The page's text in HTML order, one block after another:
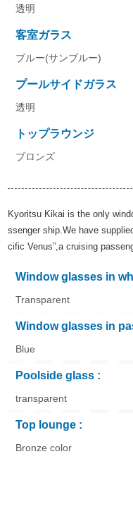
透明
客室ガラス
ブルー(サンブルー)
プールサイドガラス
透明
トップラウンジ
ブロンズ
Kyoritsu Kikai is the only
ssenger ship.We have
cific Venus”,a cruising
Window glasses in
Transparent
Window glasses in
Blue
Poolside glass :
transparent
Top lounge :
Bronze color